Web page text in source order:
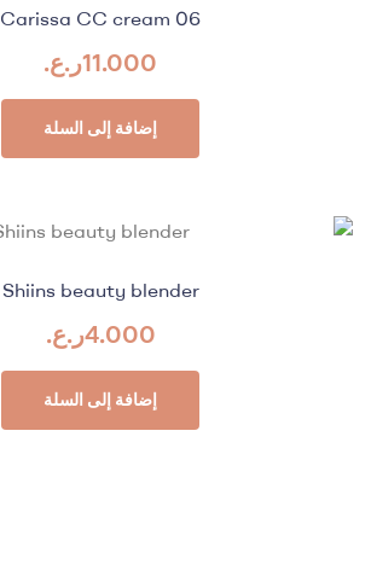
Carissa CC cream 06
11.000ر.ع.
إضافة إلى السلة
Shiins beauty blender
4.000ر.ع.
إضافة إلى السلة